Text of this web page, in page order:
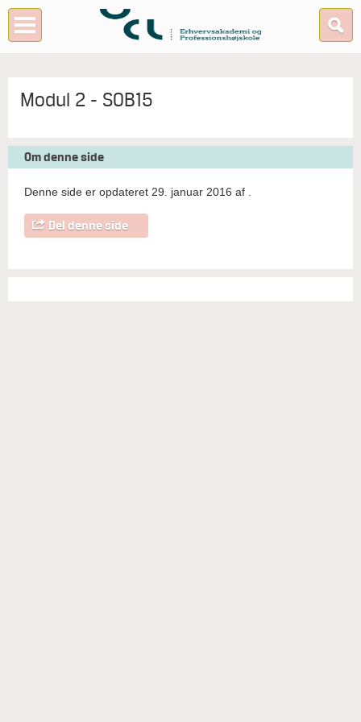
Modul 2 - SOB15
Om denne side
Denne side er opdateret 29. januar 2016 af
Del denne side